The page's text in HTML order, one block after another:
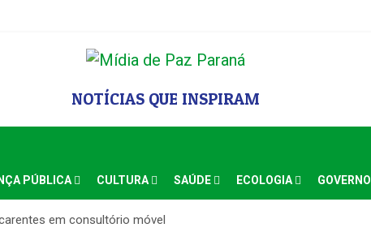
NOTÍCIAS QUE INSPIRAM
PÚBLICA CULTURA SAÚDE ECOLOGIA GOVERNO
em consultório móvel